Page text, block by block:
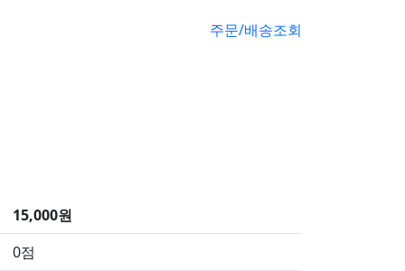
주문/배송조회
15,000원
0점